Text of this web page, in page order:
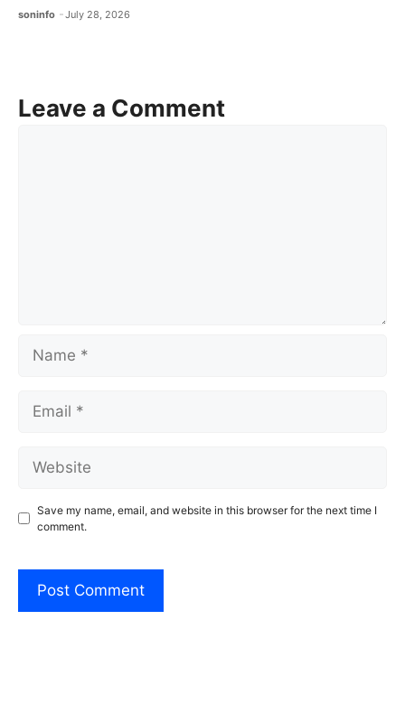
soninfo July 28, 2026
Leave a Comment
Save my name, email, and website in this browser for the next time I
comment.